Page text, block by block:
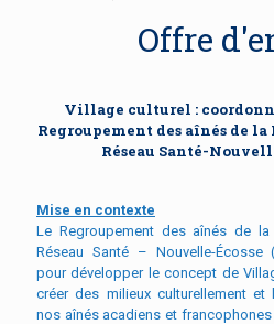
Offre
Village culturel :
Regroupement des aînés de la
Réseau Santé-
Mise en contexte
Le Regroupement des aînés de la
Réseau Santé – Nouvelle-Écosse
pour développer le concept de
créer des milieux culturellement et
nos aînés acadiens et